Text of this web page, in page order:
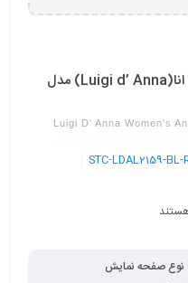
ساعت مچی زنانه عقربه‌ای لوجی دی انا(Luigi d’ Anna) مدل
Luigi D' Anna Women's
STC-LDAL2159-BL-
نوع صفحه نمایش